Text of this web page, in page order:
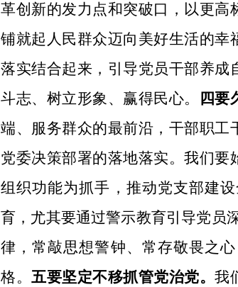
革创新的发力点和突破口，以更高
铺就起人民群众迈向美好生活的幸
落实结合起来，引导党员干部养成
斗志、树立形象、赢得民心。
四要
端、服务群众的最前沿，干部职工
党委决策部署的落地落实。我们
组织功能为抓手，推动党支部建
育，尤其要通过警示教育引导党员
律，常敲思想警钟、常存敬畏之
格。五要坚定不移抓管党治党。我